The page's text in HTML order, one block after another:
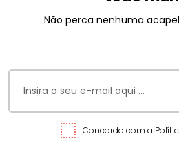
Não perca nenhuma
Concordo com a